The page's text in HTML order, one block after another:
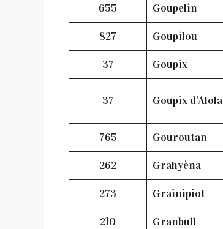
655 Goupelin
827 Goupilou
37 Goupix
37 Goupix d’Alola
765 Gouroutan
262 Grahyèna
273 Grainipiot
210 Granbull